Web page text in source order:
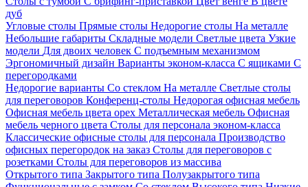
дуб
Угловые столы Прямые столы Недорогие столы На металле
Небольшие габариты Складные модели Светлые цвета Узкие
модели Для двоих человек С подъемным механизмом
Эргономичный дизайн Варианты эконом-класса С ящиками С
перегородками
Недорогие варианты Со стеклом На металле Светлые столы
для переговоров Конференц-столы Недорогая офисная мебель
Офисная мебель цвета орех Металлическая мебель Офисная
мебель черного цвета Столы для персонала эконом-класса
Классические офисные столы для персонала Производство
офисных перегородок на заказ Столы для переговоров с
розетками Столы для переговоров из массива
Открытого типа Закрытого типа Полузакрытого типа